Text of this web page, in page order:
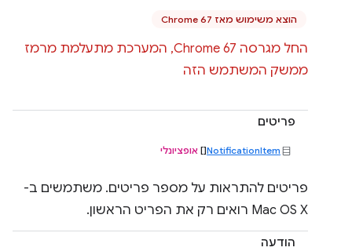
הוצא משימוש מאז Chrome 67
החל מגרסה Chrome 67, המערכת מתעלמת מרמז
ממשק המשתמש הזה
פריטים
NotificationItem
[] אופציונלי
פריטים להתראות על מספר פריטים. משתמשים ב-
Mac OS X רואים רק את הפריט הראשון.
הודעה